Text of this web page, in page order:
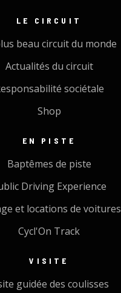
LE CIRCUIT
beau circuit du monde
Actualités du circuit
sociétale
Shop
EN PISTE
Baptêmes de piste
Driving Experience
et locations de voitures
Cycl'On Track
VISITE
guidée des coulisses